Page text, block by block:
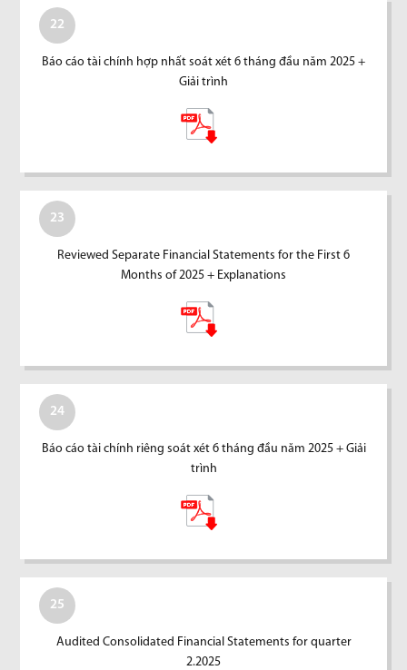
22
Báo cáo tài chính hợp nhất soát xét 6 tháng đầu năm 2025 +
Giải trình
23
Reviewed Separate Financial Statements for the First 6
Months of 2025 + Explanations
24
Báo cáo tài chính riêng soát xét 6 tháng đầu năm 2025 + Giải
trình
25
Audited Consolidated Financial Statements for quarter
2.2025